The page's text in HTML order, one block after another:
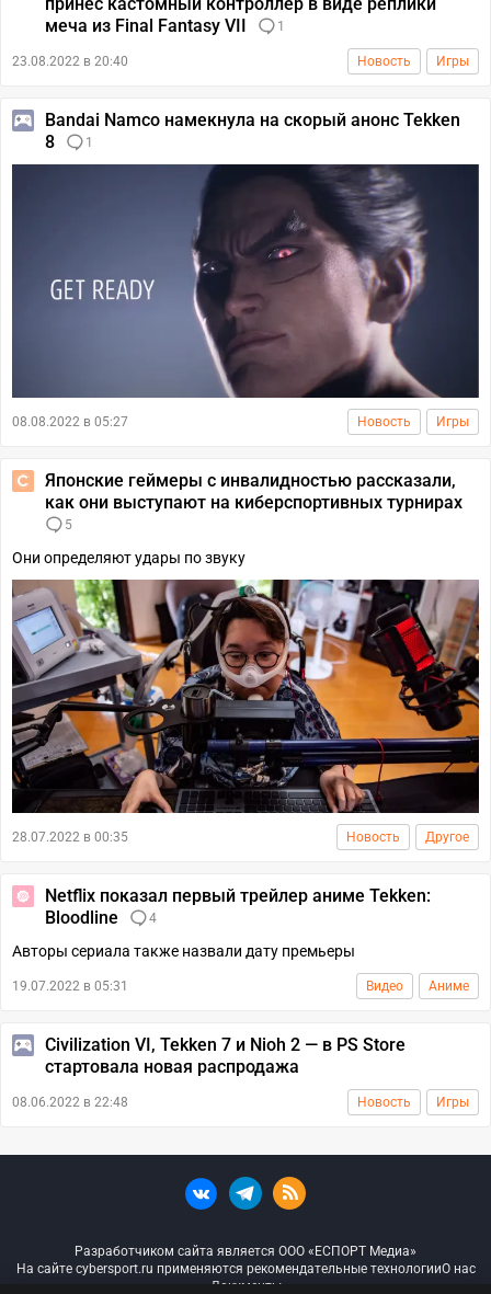
меча из Final Fantasy VII
1
23.08.2022 в 20:40 Новость Игры
Bandai Namco намекнула на скорый анонс Tekken
8
1
08.08.2022 в 05:27 Новость Игры
Японские геймеры с инвалидностью рассказали,
как они выступают на киберспортивных турнирах
5
Они определяют удары по звуку
28.07.2022 в 00:35 Новость Другое
Netflix показал первый трейлер аниме Tekken:
Bloodline
4
Авторы сериала также назвали дату премьеры
19.07.2022 в 05:31 Видео Аниме
Civilization VI, Tekken 7 и Nioh 2 — в PS Store
стартовала новая распродажа
08.06.2022 в 22:48 Новость Игры
Разработчиком сайта является ООО «ЕСПОРТ Медиа»
На сайте cybersport.ru применяются рекомендательные технологииО нас
Документы